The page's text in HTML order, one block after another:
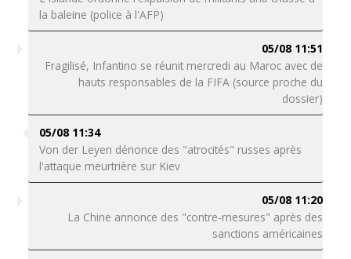
la baleine (police à l'AFP)
05/08 11:51
Fragilisé, Infantino se réunit mercredi au Maroc avec de
hauts responsables de la FIFA (source proche du
dossier)
05/08 11:34
Von der Leyen dénonce des "atrocités" russes après
l'attaque meurtrière sur Kiev
05/08 11:20
La Chine annonce des "contre-mesures" après des
sanctions américaines